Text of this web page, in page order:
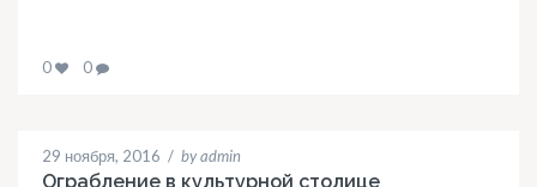
0 0
29 ноября, 2016 / by admin
Ограбление в культурной столице